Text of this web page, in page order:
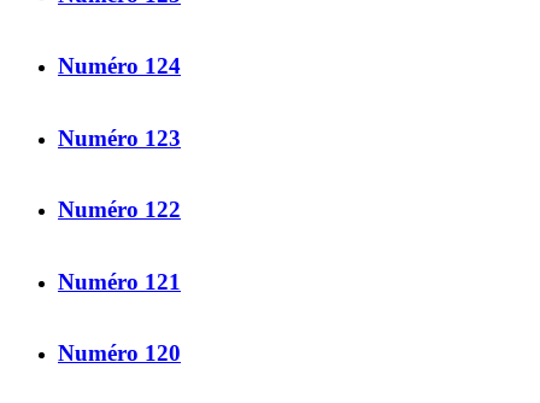
Numéro 124
Numéro 123
Numéro 122
Numéro 121
Numéro 120